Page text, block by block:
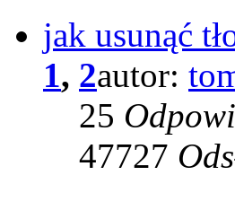
jak usunąć
1, 2autor:
25
47727